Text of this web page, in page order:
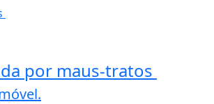
por maus-tratos